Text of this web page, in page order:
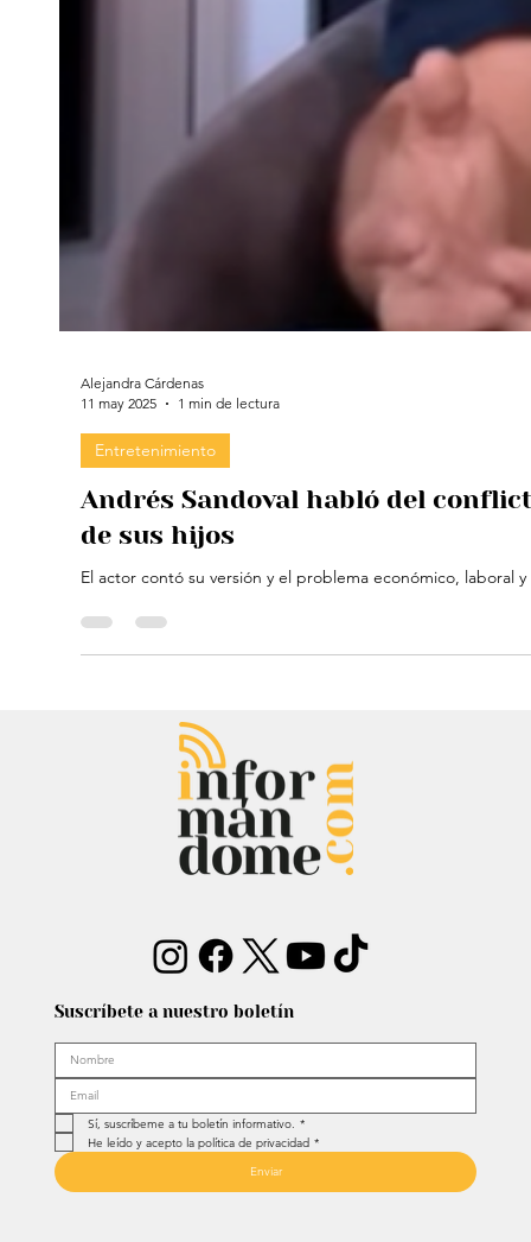
Alejandra Cárdenas
11 may 2025
1 min de lectura
Entretenimiento
Andrés Sandoval habló del
de sus hijos
Suscríbete a nuestro boletín